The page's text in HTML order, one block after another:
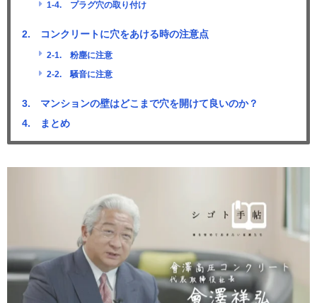
1-4. プラグ穴の取り付け
2. コンクリートに穴をあける時の注意点
2-1. 粉塵に注意
2-2. 騒音に注意
3. マンションの壁はどこまで穴を開けて良いのか？
4. まとめ